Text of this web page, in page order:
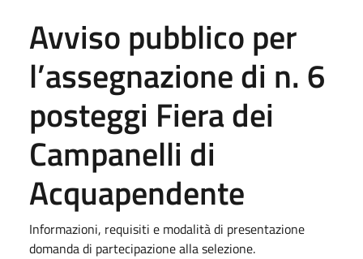
Avviso pubblico per
l’assegnazione di n. 6
posteggi Fiera dei
Campanelli di
Acquapendente
Informazioni, requisiti e modalità di presentazione
domanda di partecipazione alla selezione.